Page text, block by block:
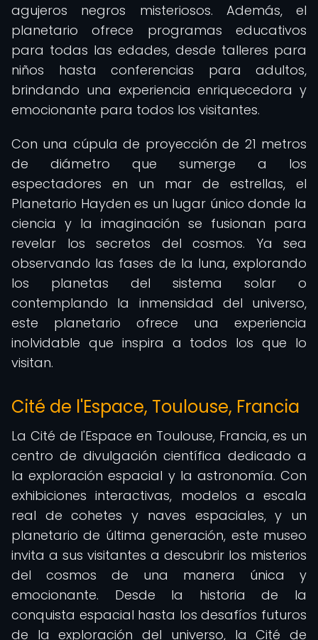
agujeros negros misteriosos. Además, el
planetario ofrece programas educativos
para todas las edades, desde talleres para
niños hasta conferencias para adultos,
brindando una experiencia enriquecedora y
emocionante para todos los visitantes.
Con una cúpula de proyección de 21 metros
de diámetro que sumerge a los
espectadores en un mar de estrellas, el
Planetario Hayden es un lugar único donde la
ciencia y la imaginación se fusionan para
revelar los secretos del cosmos. Ya sea
observando las fases de la luna, explorando
los planetas del sistema solar o
contemplando la inmensidad del universo,
este planetario ofrece una experiencia
inolvidable que inspira a todos los que lo
visitan.
Cité de l'Espace, Toulouse, Francia
La Cité de l'Espace en Toulouse, Francia, es un
centro de divulgación científica dedicado a
la exploración espacial y la astronomía. Con
exhibiciones interactivas, modelos a escala
real de cohetes y naves espaciales, y un
planetario de última generación, este museo
invita a sus visitantes a descubrir los misterios
del cosmos de una manera única y
emocionante. Desde la historia de la
conquista espacial hasta los desafíos futuros
de la exploración del universo, la Cité de